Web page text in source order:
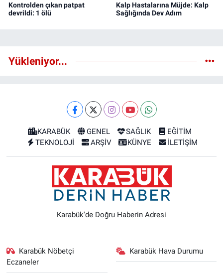
Kontrolden çıkan patpat
devrildi: 1 ölü
Kalp Hastalarına Müjde: Kalp
Sağlığında Dev Adım
Yükleniyor...
KARABÜK GENEL SAĞLIK
EĞİTİM
TEKNOLOJİ
ARŞİV KÜNYE İLETİŞİM
Karabük'de Doğru Haberin Adresi
Karabük Nöbetçi
Eczaneler
Karabük Hava Durumu